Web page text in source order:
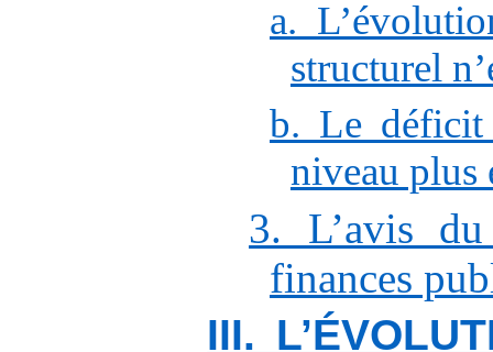
a.
structurel
b. Le déficit
niveau plus
3. L’avis
finances
III.